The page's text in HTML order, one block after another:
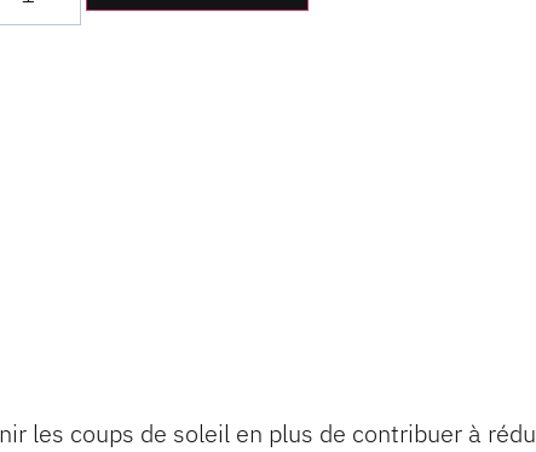
les coups de soleil en plus de contribuer à